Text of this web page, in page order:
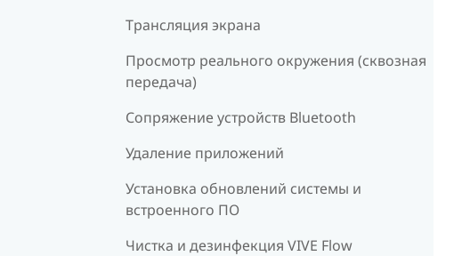
Трансляция экрана
Просмотр реального окружения (сквозная
передача)
Сопряжение устройств Bluetooth
Удаление приложений
Установка обновлений системы и
встроенного ПО
Чистка и дезинфекция VIVE Flow